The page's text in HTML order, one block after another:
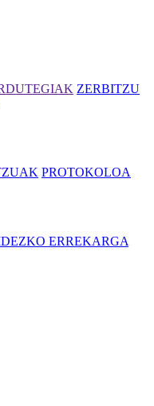
ZERBITZU
PROTOKOLOA
ERREKARGA